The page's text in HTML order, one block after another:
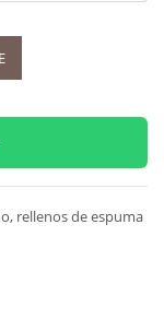
rellenos de espuma